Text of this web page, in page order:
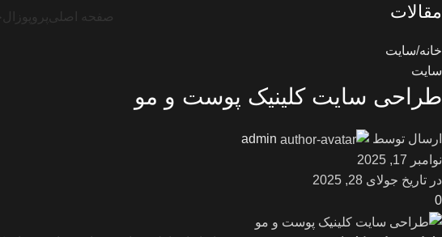
صفحه اصلی پروپوزال مقالات
خانه سایت
سایت
طراحی سایت کلینیک پوست و مو
ارسال توسط
admin
نوامبر 17, 2025
در تاریخ جولای 28, 2025
0